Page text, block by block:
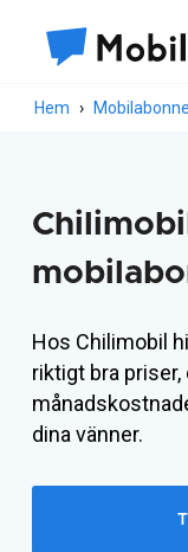
Hem
Chilimobil
Hos Chilimobil
riktigt bra priser,
dina vänner.